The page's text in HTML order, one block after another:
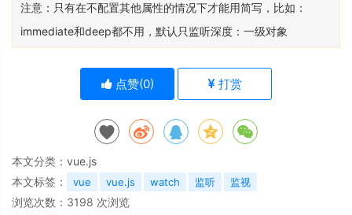
注意：只有在不配置其他属性的情况下才能用简写，比如：
immediate和deep都不用，默认只监听深度：一级对象
点赞(0) 打赏
本文分类： vue.js
本文标签：
vue vue.js watch 监听 监视
浏览次数： 3198 次浏览